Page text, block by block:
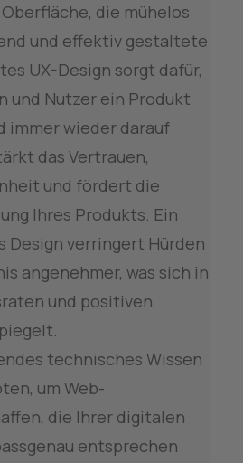
die mühelos
und effektiv gestaltete
UX-Design sorgt dafür,
und Nutzer ein Produkt
immer wieder darauf
das Vertrauen,
und fördert die
Ihres Produkts. Ein
verringert Hürden
angenehmer, was sich in
und positiven
technisches Wissen
um Web-
die Ihrer digitalen
entsprechen